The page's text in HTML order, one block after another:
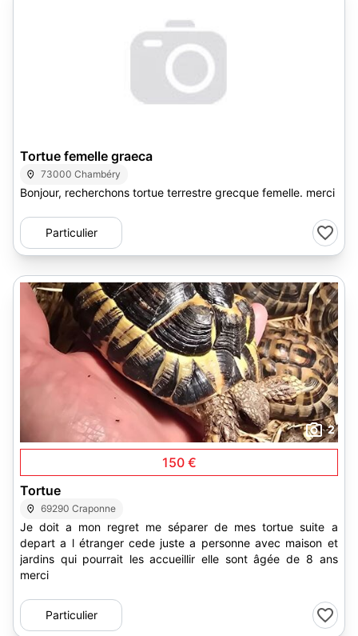
Tortue femelle graeca
73000 Chambéry
Bonjour, recherchons tortue terrestre grecque femelle. merci
Particulier
2
150 €
Tortue
69290 Craponne
Je doit a mon regret me séparer de mes tortue suite a
depart a l étranger cede juste a personne avec maison et
jardins qui pourrait les accueillir elle sont âgée de 8 ans
merci
Particulier